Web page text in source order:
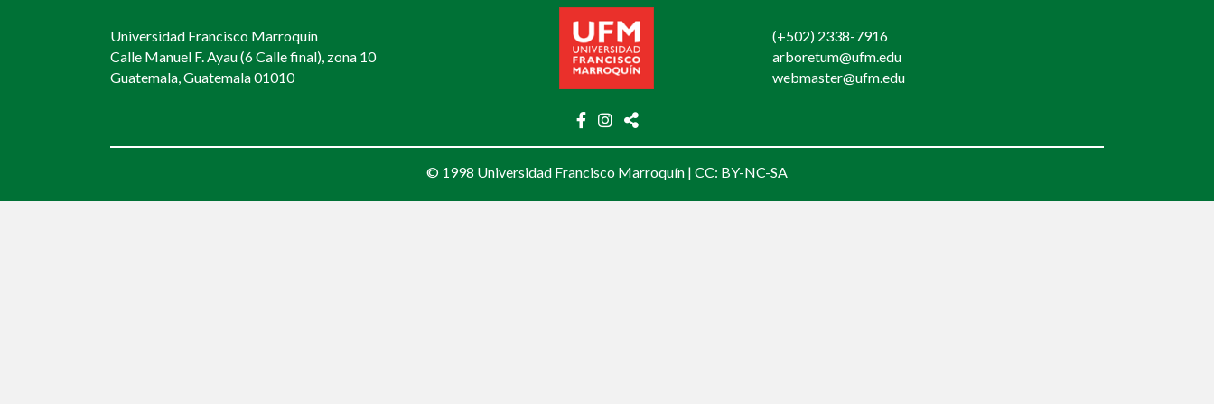
Universidad Francisco Marroquín
Calle Manuel F. Ayau (6 Calle final), zona 10
Guatemala, Guatemala 01010
(+502) 2338-7916
arboretum@ufm.edu
webmaster@ufm.edu
© 1998 Universidad Francisco Marroquín | CC: BY-NC-SA